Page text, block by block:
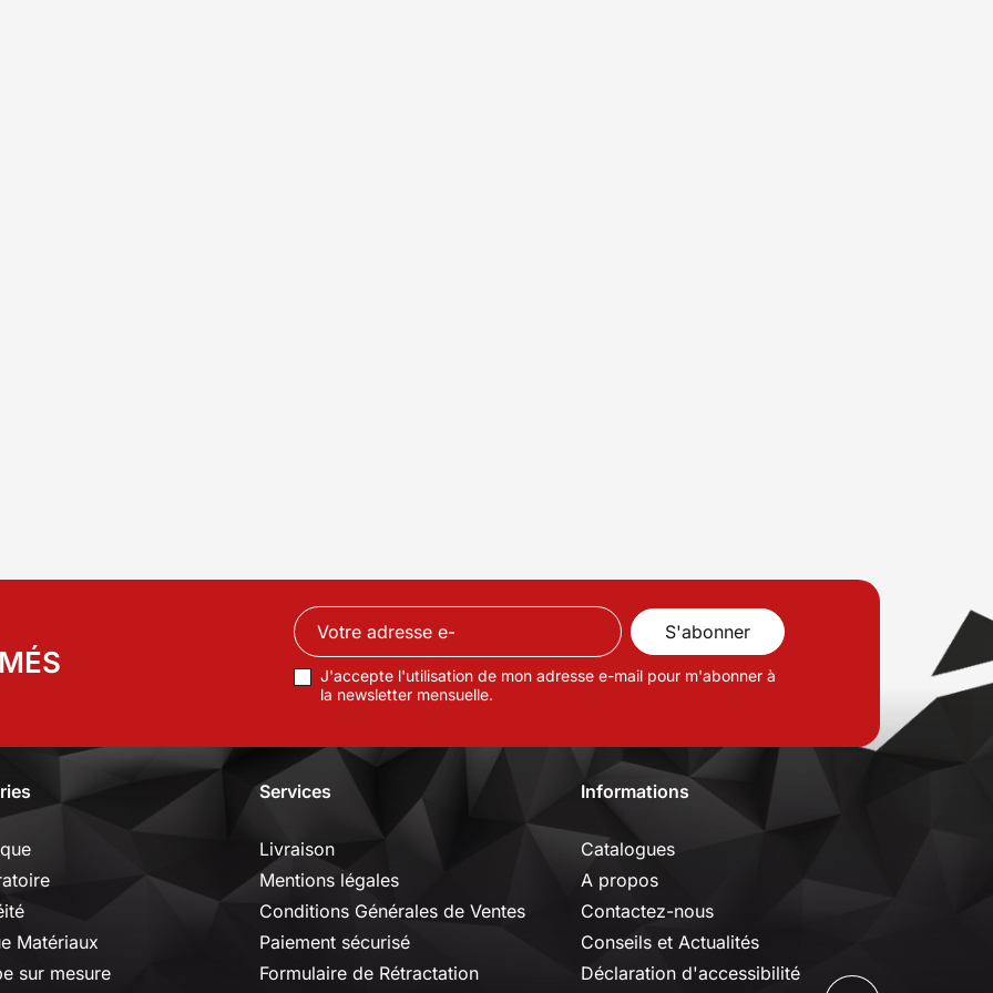
J'accepte l'utilisation de mon adresse e-mail pour m'abonner à
la newsletter mensuelle.
Matériaux
sur mesure
Services
Livraison
Mentions légales
Conditions Générales de Ventes
Paiement sécurisé
Formulaire de Rétractation
Informations
Catalogues
A propos
Contactez-nous
Conseils et Actualités
Déclaration d'accessibilité